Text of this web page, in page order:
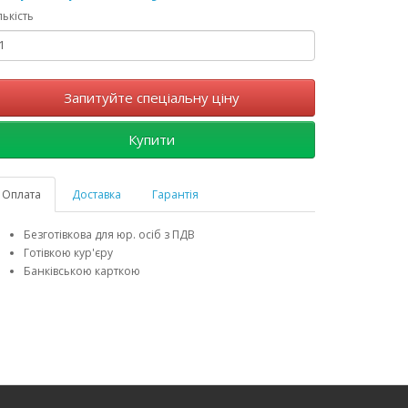
Запитуйте спеціальну ціну
Купити
Оплата Доставка Гарантія
Безготівкова для юр. осіб з ПДВ
Готівкою кур'єру
Банківською карткою